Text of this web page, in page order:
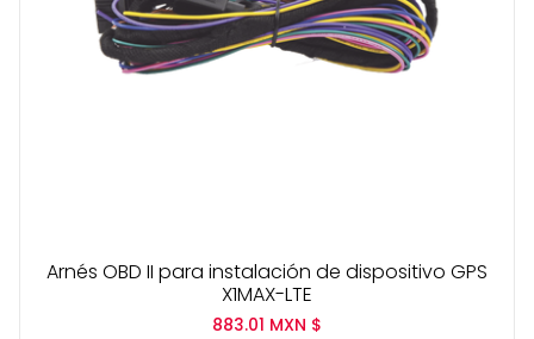
Arnés OBD II para instalación de dispositivo GPS
X1MAX-LTE
883.01 MXN $